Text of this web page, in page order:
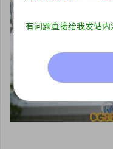
有问题直接给我发站内